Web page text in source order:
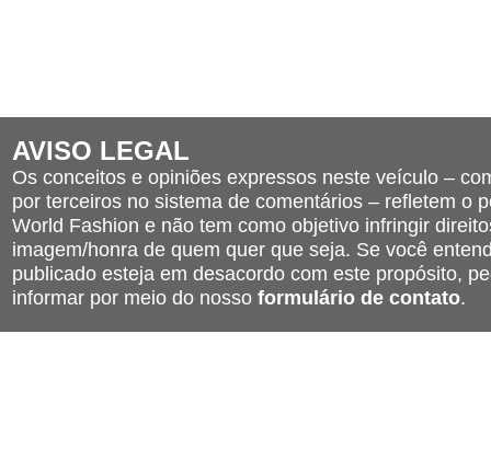
AVISO LEGAL
Os conceitos e opiniões expressos neste veículo –
por terceiros no sistema de comentários – refletem o
World Fashion e não tem como objetivo infringir
imagem/honra de quem quer que seja. Se você
publicado esteja em desacordo com este propósito,
informar por meio do nosso formulário de contato.